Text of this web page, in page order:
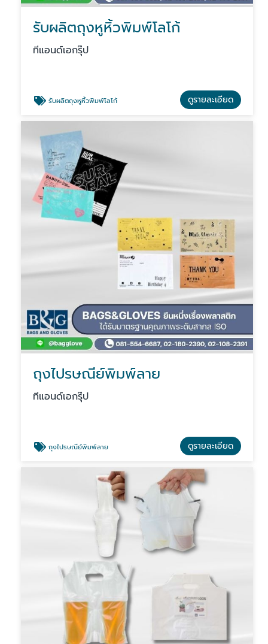
รับผลิตถุงหูหิ้วพิมพ์โลโก้
ทีแอนด์เอกรุ๊ป
รับผลิตถุงหูหิ้วพิมพ์โลโก้ ดูรายละเอียด
ถุงไปรษณีย์พิมพ์ลาย
ทีแอนด์เอกรุ๊ป
ถุงไปรษณีย์พิมพ์ลาย ดูรายละเอียด